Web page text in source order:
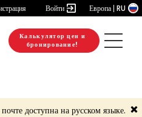
Войти Европа RU
Калькулятор цен и
бронирование!
доступна на русском языке.
3. апреля 2026
3. апреля 2026